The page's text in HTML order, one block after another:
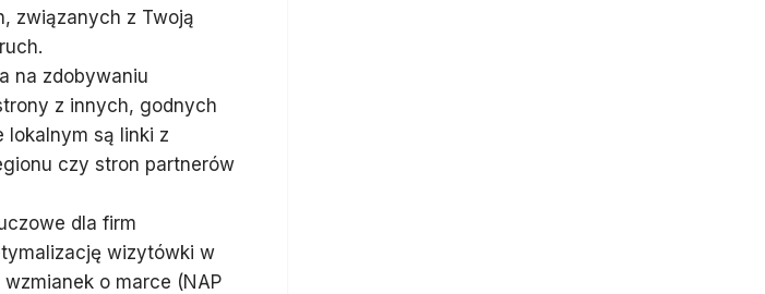
związanych z Twoją
na zdobywaniu
z innych, godnych
lokalnym są linki z
czy stron partnerów
dla firm
wizytówki w
o marce (NAP